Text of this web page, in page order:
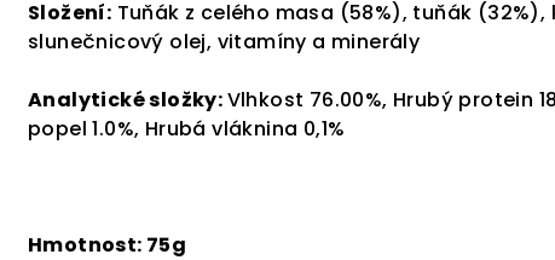
Složení: Tuňák z celého masa (58%), tuňák
slunečnicový olej, vitamíny a minerály
Analytické složky:Vlhkost 76.00%, Hrubý protein
popel 1.0%, Hrubá vláknina 0,1%
Hmotnost: 75g